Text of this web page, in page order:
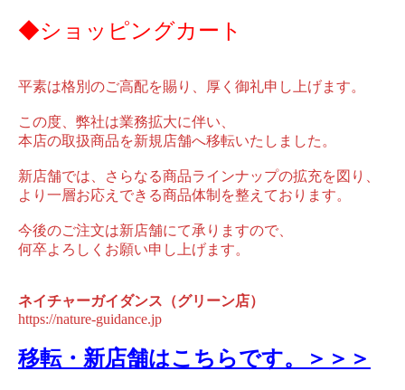
◆ショッピングカート
平素は格別のご高配を賜り、厚く御礼申し上げます。
この度、弊社は業務拡大に伴い、
本店の取扱商品を新規店舗へ移転いたしました。
新店舗では、さらなる商品ラインナップの拡充を図り、
より一層お応えできる商品体制を整えております。
今後のご注文は新店舗にて承りますので、
何卒よろしくお願い申し上げます。
ネイチャーガイダンス（グリーン店）
https://nature-guidance.jp
移転・新店舗はこちらです。＞＞＞